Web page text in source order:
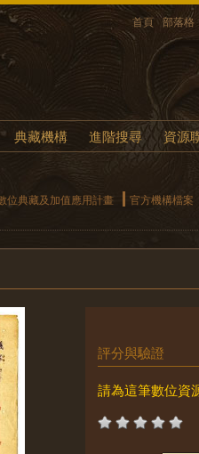
首頁 部落格
典藏機構 進階搜尋 資源
位典藏及加值應用計畫 官方機構檔案
評分與驗證
請為這筆數位資